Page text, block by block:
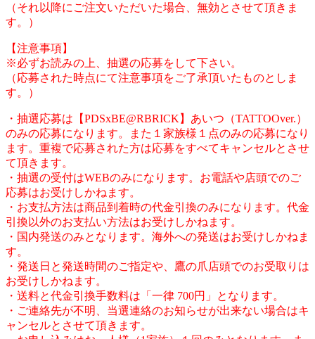
（それ以降にご注文いただいた場合、無効とさせて頂きま
す。）
【注意事項】
※必ずお読みの上、抽選の応募をして下さい。
（応募された時点にて注意事項をご了承頂いたものとしま
す。）
・抽選応募は【PDSxBE@RBRICK】あいつ（TATTOOver.）
のみの応募になります。また１家族様１点のみの応募になり
ます。重複で応募された方は応募をすべてキャンセルとさせ
て頂きます。
・抽選の受付はWEBのみになります。お電話や店頭でのご
応募はお受けしかねます。
・お支払方法は商品到着時の代金引換のみになります。代金
引換以外のお支払い方法はお受けしかねます。
・国内発送のみとなります。海外への発送はお受けしかねま
す。
・発送日と発送時間のご指定や、鷹の爪店頭でのお受取りは
お受けしかねます。
・送料と代金引換手数料は「一律 700円」となります。
・ご連絡先が不明、当選連絡のお知らせが出来ない場合はキ
ャンセルとさせて頂きます。